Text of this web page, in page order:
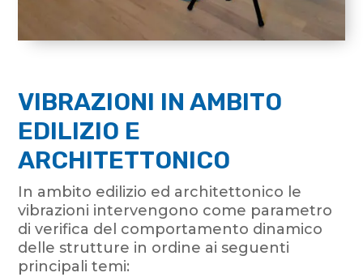
VIBRAZIONI IN AMBITO
EDILIZIO E
ARCHITETTONICO
In ambito edilizio ed architettonico le
vibrazioni intervengono come parametro
di verifica del comportamento dinamico
delle strutture in ordine ai seguenti
principali temi: